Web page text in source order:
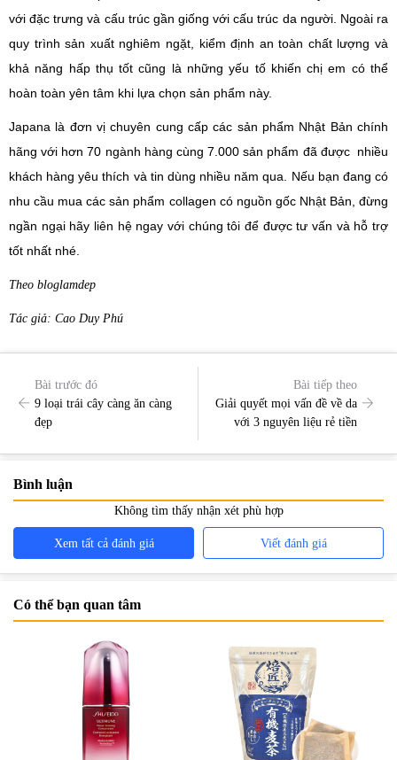
với đặc trưng và cấu trúc gần giống với cấu trúc da người. Ngoài ra
quy trình sản xuất nghiêm ngặt, kiểm định an toàn chất lượng và
khả năng hấp thụ tốt cũng là những yếu tố khiến chị em có thể
hoàn toàn yên tâm khi lựa chọn sản phẩm này.
Japana là đơn vị chuyên cung cấp các sản phẩm Nhật Bản chính
hãng với hơn 70 ngành hàng cùng 7.000 sản phẩm đã được nhiều
khách hàng yêu thích và tin dùng nhiều năm qua. Nếu bạn đang có
nhu cầu mua các sản phẩm collagen có nguồn gốc Nhật Bản, đừng
ngần ngại hãy liên hệ ngay với chúng tôi để được tư vấn và hỗ trợ
tốt nhất nhé.
Theo bloglamdep
Tác giả: Cao Duy Phú
Bài trước đó
9 loại trái cây càng ăn càng
đẹp
Bài tiếp theo
Giải quyết mọi vấn đề về da
với 3 nguyên liệu rẻ tiền
Bình luận
Không tìm thấy nhận xét phù hợp
Xem tất cả đánh giá Viết đánh giá
Có thể bạn quan tâm